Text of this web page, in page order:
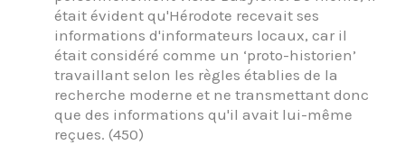
était évident qu'Hérodote recevait ses
informations d'informateurs locaux, car il
était considéré comme un ‘proto-historien’
travaillant selon les règles établies de la
recherche moderne et ne transmettant donc
que des informations qu'il avait lui-même
reçues. (450)